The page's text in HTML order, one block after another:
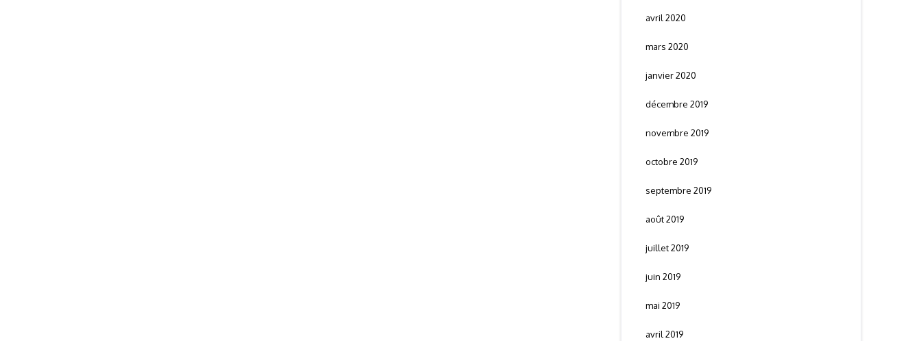
avril 2020
mars 2020
janvier 2020
décembre 2019
novembre 2019
octobre 2019
septembre 2019
août 2019
juillet 2019
juin 2019
mai 2019
avril 2019